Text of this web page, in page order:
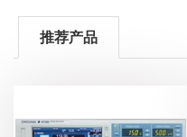
推荐产品